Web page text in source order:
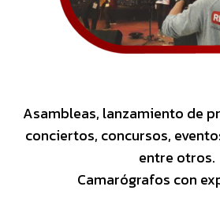
Asambleas, lanzamiento de
conciertos, concursos,
entre otros.
Camarógrafos con